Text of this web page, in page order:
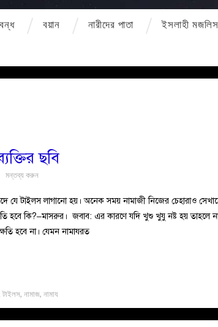
বয়ান নারীদের পাতা ইসলাহী মজলিস
ছবি
মন্তব্য করুন
যে টাইলস লাগানো হয়। অনেক সময় নামাজী নিজের চেহারাও
হবে কি?–মাসরুর। জবাব: এর কারণে যদি খুশু খুযু নষ্ট হয় তাহলে
হবে না। যেমন নামাযরত
টাইলস,নামাজ,নামায